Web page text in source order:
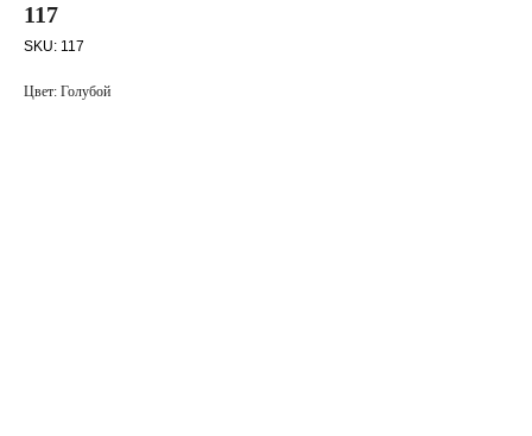
117
SKU: 117
Цвет: Голубой